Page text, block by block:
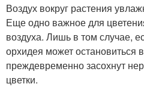
Воздух вокруг растения
Еще одно важное для
воздуха. Лишь в том случае,
орхидея может остановиться
преждевременно засохнут
цветки.